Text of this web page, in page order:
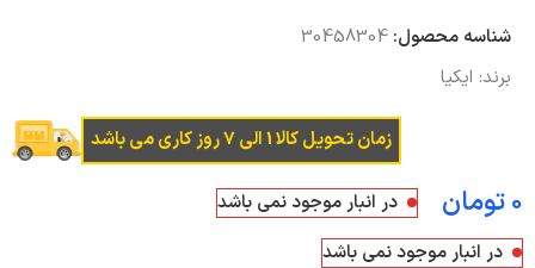
شناسه محصول:30458304
برند: ایکیا
زمان تحویل کالا 1 الی 7 روز کاری می باشد
تومان
در انبار موجود نمی باشد
در انبار موجود نمی باشد